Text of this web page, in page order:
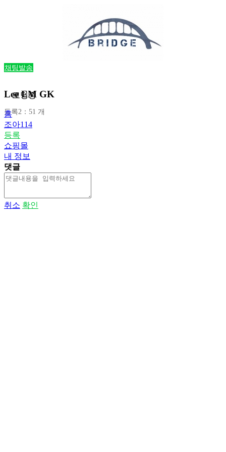
채팅발송
Lee EM GK
등록2：51 개
로딩중
홈
조아114
등록
쇼핑몰
내 정보
댓글
취소 확인